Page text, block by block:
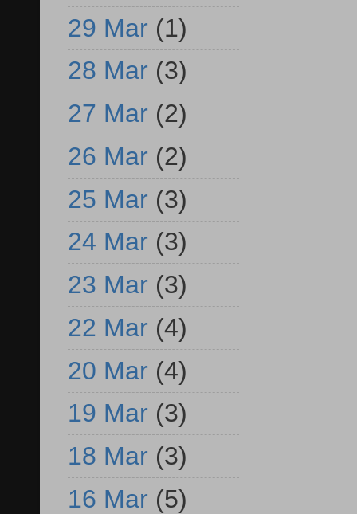
29 Mar (1)
28 Mar (3)
27 Mar (2)
26 Mar (2)
25 Mar (3)
24 Mar (3)
23 Mar (3)
22 Mar (4)
20 Mar (4)
19 Mar (3)
18 Mar (3)
16 Mar (5)